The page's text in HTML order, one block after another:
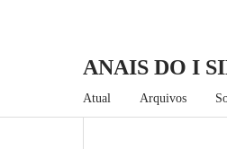
ANAIS DO I
Atual Arquivos